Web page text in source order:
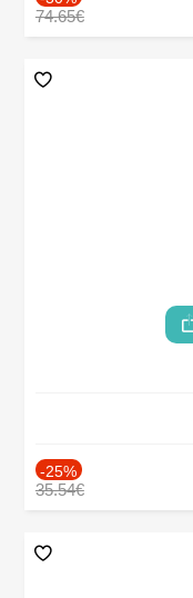
74.65€
-25%
35.54€